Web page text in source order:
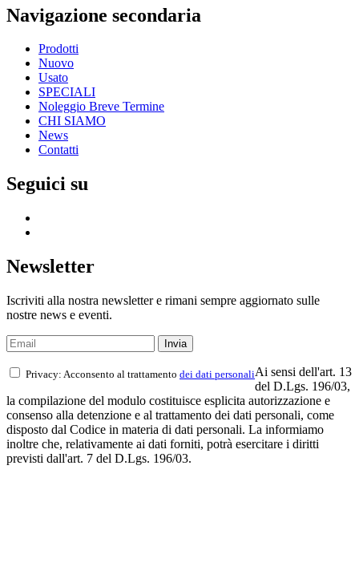
Navigazione secondaria
Prodotti
Nuovo
Usato
SPECIALI
Noleggio Breve Termine
CHI SIAMO
News
Contatti
Seguici su
Newsletter
Iscriviti alla nostra newsletter e rimani sempre aggiornato sulle
nostre news e eventi.
Privacy: Acconsento al trattamento dei dati personaliAi sensi dell'art. 13
del D.Lgs. 196/03,
la compilazione del modulo costituisce esplicita autorizzazione e
consenso alla detenzione e al trattamento dei dati personali, come
disposto dal Codice in materia di dati personali. La informiamo
inoltre che, relativamente ai dati forniti, potrà esercitare i diritti
previsti dall'art. 7 del D.Lgs. 196/03.